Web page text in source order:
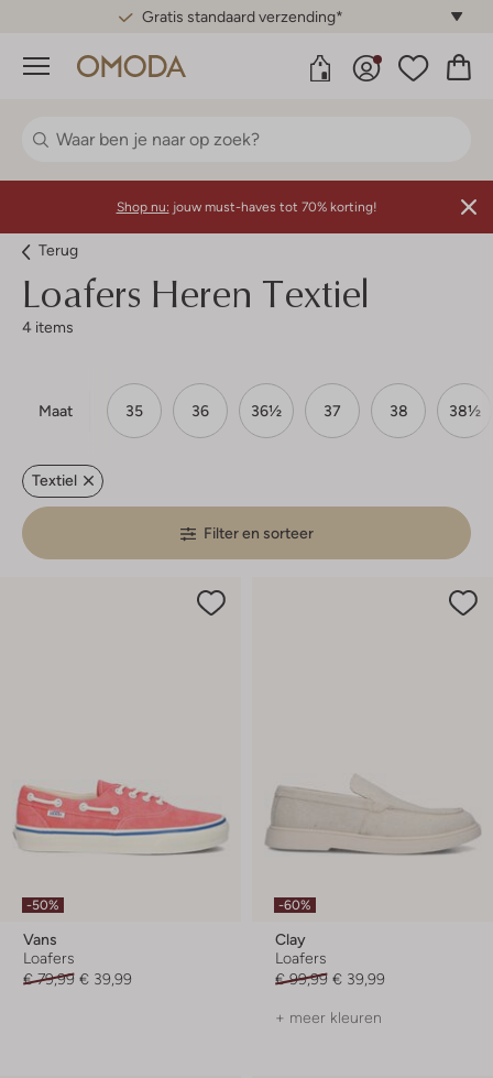
Gratis standaard verzending*
Menu
Shop nu: jouw must-haves tot 70% korting!
Terug
Loafers Heren Textiel
4 items
Maat 35 36 36½ 37 38 38½
Textiel
Filter en sorteer
-50%
Vans
Loafers
€ 79,99 € 39,99
-60%
Clay
Loafers
€ 99,99 € 39,99
+ meer kleuren